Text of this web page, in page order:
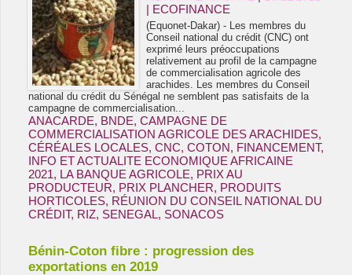
| ECOFINANCE
(Equonet-Dakar) - Les membres du
Conseil national du crédit (CNC) ont
exprimé leurs préoccupations
relativement au profil de la campagne
de commercialisation agricole des
arachides. Les membres du Conseil
national du crédit du Sénégal ne semblent pas satisfaits de la
campagne de commercialisation...
ANACARDE, BNDE, CAMPAGNE DE
COMMERCIALISATION AGRICOLE DES ARACHIDES,
CÉRÉALES LOCALES, CNC, COTON, FINANCEMENT,
INFO ET ACTUALITE ECONOMIQUE AFRICAINE
2021, LA BANQUE AGRICOLE, PRIX AU
PRODUCTEUR, PRIX PLANCHER, PRODUITS
HORTICOLES, RÉUNION DU CONSEIL NATIONAL DU
CRÉDIT, RIZ, SENEGAL, SONACOS
Bénin-Coton fibre : progression des
exportations en 2019